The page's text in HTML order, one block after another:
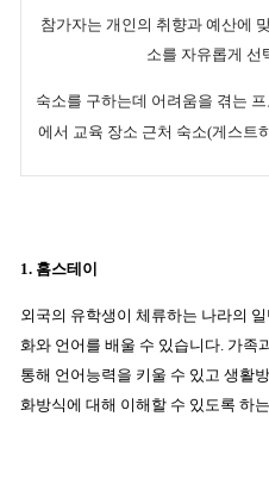
참가자는 개인의 취향과 예산에
소를 자유롭게 선
숙소를 구하는데 어려움을 겪는
에서 교육 장소 근처 숙소(게스트
1. 홈스테이
외국의 유학생이 체류하는 나라의
화와 언어를 배울 수 있습니다. 가족
통해 언어능력을 키울 수 있고 생활
화방식에 대해 이해할 수 있도록 하